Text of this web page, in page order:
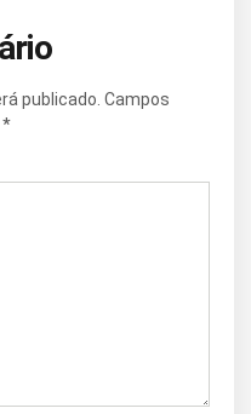
publicado. Campos
*